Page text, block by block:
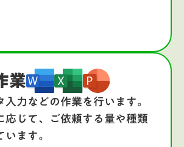
業
力などの作業を行います。
応じて、ご依頼する量や種類
ます。